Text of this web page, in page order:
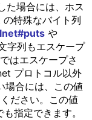
た場合には、ホス
特殊なバイト列
や
字列もエスケープ
ではエスケープさ
プロトコル以外
場合には、この値
ださい。この値
も指定できます。